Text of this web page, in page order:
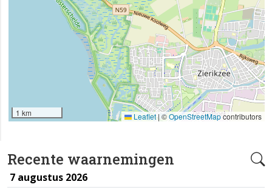
Recente waarnemingen
7 augustus 2026
1 km Leaflet|©OpenStreetMapcontributors